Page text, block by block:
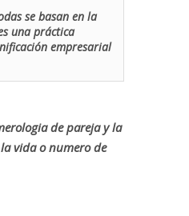
se basan en la
una práctica
empresarial
de pareja y la
vida o numero de